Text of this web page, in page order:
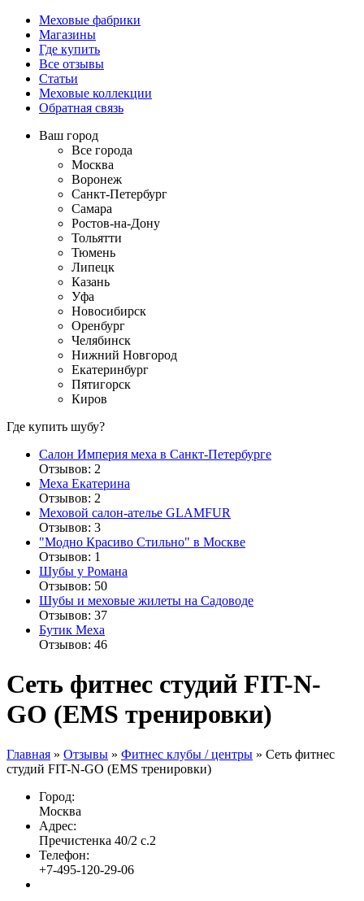
Меховые фабрики
Магазины
Где купить
Все отзывы
Статьи
Меховые коллекции
Обратная связь
Ваш город
Все города
Москва
Воронеж
Санкт-Петербург
Самара
Ростов-на-Дону
Тольятти
Тюмень
Липецк
Казань
Уфа
Новосибирск
Оренбург
Челябинск
Нижний Новгород
Екатеринбург
Пятигорск
Киров
Где купить шубу?
Салон Империя меха в Санкт-Петербурге
Отзывов: 2
Меха Екатерина
Отзывов: 2
Меховой салон-ателье GLAMFUR
Отзывов: 3
"Модно Красиво Стильно" в Москве
Отзывов: 1
Шубы у Романа
Отзывов: 50
Шубы и меховые жилеты на Садоводе
Отзывов: 37
Бутик Меха
Отзывов: 46
Cеть фитнес студий FIT-N-
GO (EMS тренировки)
Главная » Отзывы » Фитнес клубы / центры » Cеть фитнес
студий FIT-N-GO (EMS тренировки)
Город:
Москва
Адрес:
Пречистенка 40/2 с.2
Телефон:
+7-495-120-29-06